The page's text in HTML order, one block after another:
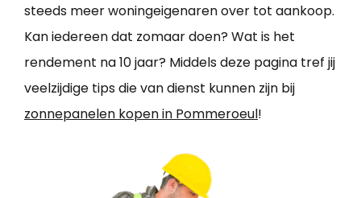
steeds meer woningeigenaren over tot aankoop.
Kan iedereen dat zomaar doen? Wat is het
rendement na 10 jaar? Middels deze pagina tref jij
veelzijdige tips die van dienst kunnen zijn bij
zonnepanelen kopen in Pommeroeul!